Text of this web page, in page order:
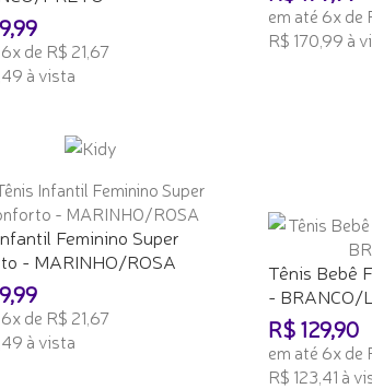
de R$ 21,67
à vista
em até 6x de
R$ 170,99 à
Feminino Super
- MARINHO/ROSA
de R$ 21,67
à vista
Tênis Bebê
- BRANCO/
R$ 129,90
em até 6x de
R$ 123,41 à